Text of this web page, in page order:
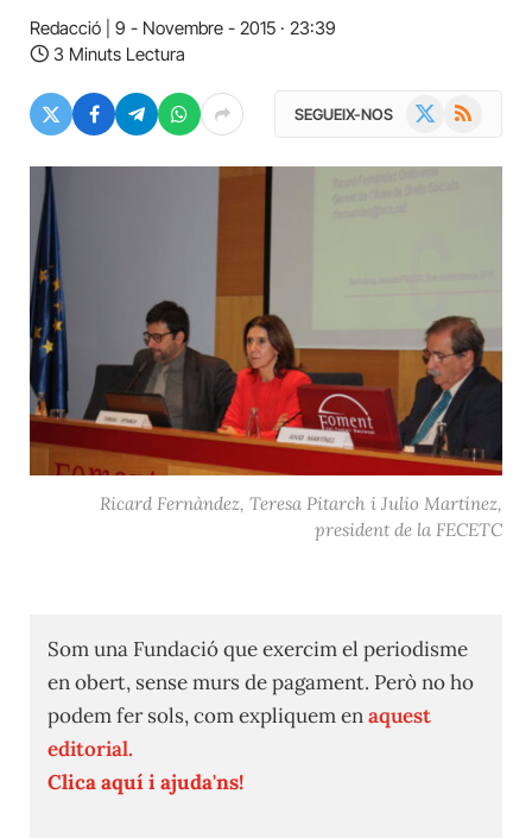
Redacció
9 - Novembre - 2015 · 23:39
3 Minuts Lectura
SEGUEIX-NOS RSS
Ricard Fernàndez, Teresa Pitarch i Julio Martínez,
president de la FECETC
Som una Fundació que exercim el periodisme
en obert, sense murs de pagament. Però no ho
podem fer sols, com expliquem enaquest
editorial.
Clica aquí i ajuda'ns!